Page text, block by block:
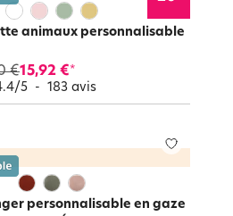
animaux personnalisable
€15,92 €*
/5 - 183 avis
personnalisable en gaze